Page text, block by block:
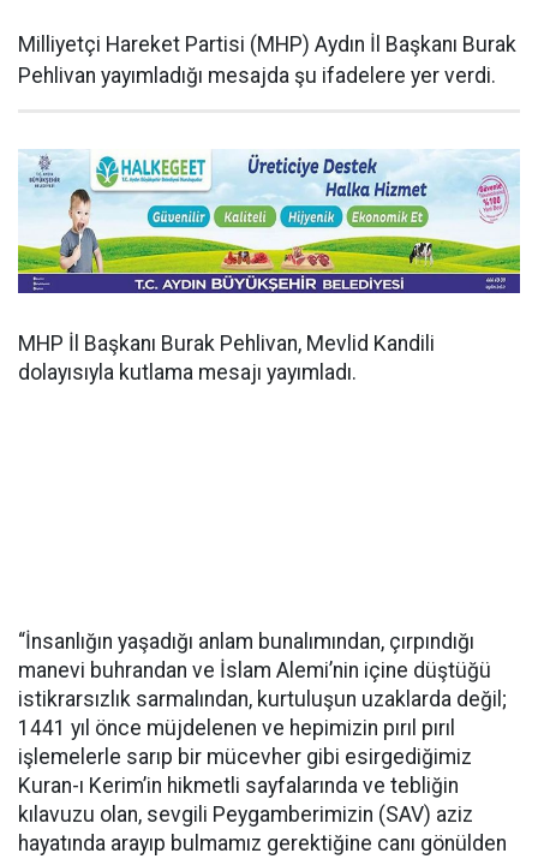
Milliyetçi Hareket Partisi (MHP) Aydın İl Başkanı Burak
Pehlivan yayımladığı mesajda şu ifadelere yer verdi.
MHP İl Başkanı Burak Pehlivan, Mevlid Kandili
dolayısıyla kutlama mesajı yayımladı.
“İnsanlığın yaşadığı anlam bunalımından, çırpındığı
manevi buhrandan ve İslam Alemi’nin içine düştüğü
istikrarsızlık sarmalından, kurtuluşun uzaklarda değil;
1441 yıl önce müjdelenen ve hepimizin pırıl pırıl
işlemelerle sarıp bir mücevher gibi esirgediğimiz
Kuran-ı Kerim’in hikmetli sayfalarında ve tebliğin
kılavuzu olan, sevgili Peygamberimizin (SAV) aziz
hayatında arayıp bulmamız gerektiğine canı gönülden